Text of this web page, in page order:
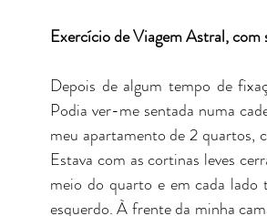
Exercício de Viagem Astral,
Depois de algum tempo de
Podia ver-me sentada numa
meu apartamento de 2 quartos,
Estava com as cortinas leves
meio do quarto e em cada lado
esquerdo. À frente da minha